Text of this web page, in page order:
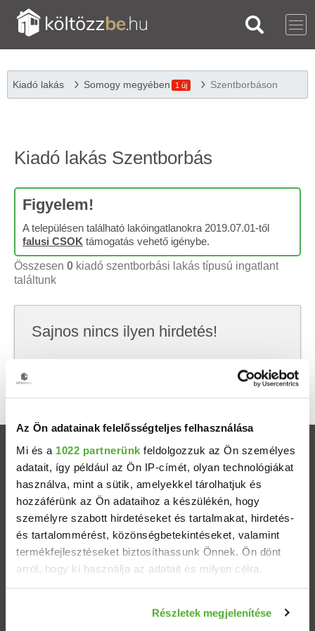
Az Ön adatainak felelősségteljes felhasználása
Mi és a 1022 partnerünk feldolgozzuk az Ön személyes
adatait, így például az Ön IP-címét, olyan technológiákat
használva, mint a sütik, amelyekkel tárolhatjuk és
hozzáférünk az Ön adataihoz a készülékén, hogy
személyre szabott hirdetéseket és tartalmakat, hirdetés-
és tartalommérést, közönségbetekintéseket, valamint
termékfejlesztéseket biztosíthassunk Önnek. Ön dönt
arról, hogy ki használja az adatait és milyen célra.
Információgyűjtés az Ön földrajzi elhelyezkedéséről
Részletek megjelenítése
Kiadó lakás Somogy megyében 1 új Szentborbáson
Kiadó lakás Szentborbás
Figyelem!
A településen található lakóingatlanokra 2019.07.01-től
falusi CSOK támogatás vehető igénybe.
Összesen 0 kiadó szentborbási lakás típusú ingatlant
találtunk
Sajnos nincs ilyen hirdetés!
keresni, hátha akkor megtalálod, amit keresel.
Ingatlanok
Eladó házak
Eladó lakások
Települések